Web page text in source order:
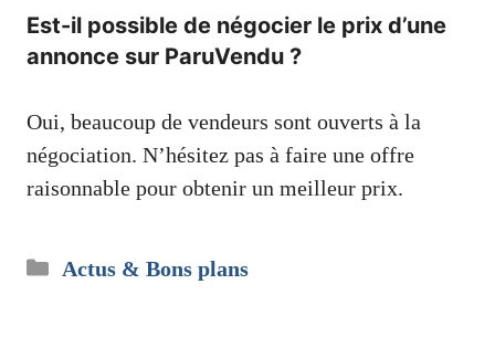
Est-il possible de négocier le prix d’une
annonce sur ParuVendu ?
Oui, beaucoup de vendeurs sont ouverts à la
négociation. N’hésitez pas à faire une offre
raisonnable pour obtenir un meilleur prix.
Catégories
Actus & Bons plans